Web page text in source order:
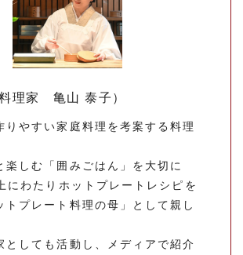
理家 亀山 泰子）
りやすい家庭料理を考案する料理
楽しむ「囲みごはん」を大切に
にわたりホットプレートレシピを
トプレート料理の母」として親し
としても活動し、メディアで紹介